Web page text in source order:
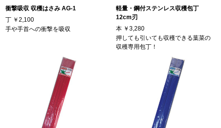
衝撃吸収 収穫はさみ AG-1
丁 ￥2,100
手や手首への衝撃を吸収
軽量・鋼付ステンレス収穫包丁
12cm刃
本 ￥3,280
押しても引いても収穫できる葉菜の
収穫専用包丁！